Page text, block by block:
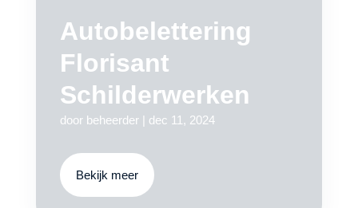
Autobelettering
Florisant
Schilderwerken
door beheerder| dec 11, 2024
Bekijk meer